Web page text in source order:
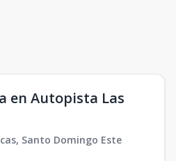
en Autopista Las
, Santo Domingo Este